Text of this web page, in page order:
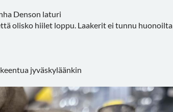
Denson laturi
olisko hiilet loppu. Laakerit ei tunnu huonoilta
jyväskyläänkin